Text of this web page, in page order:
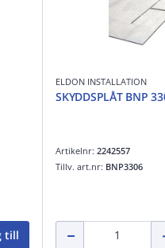
till
ELDON INSTALLATION
SKYDDSPLÅT BNP
Artikelnr: 2242557
Tillv. art.nr: BNP3306